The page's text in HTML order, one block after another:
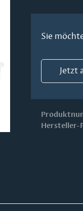
Sie
Jetzt
Hersteller-